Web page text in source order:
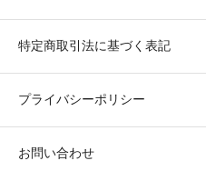
特定商取引法に基づく表記
プライバシーポリシー
お問い合わせ